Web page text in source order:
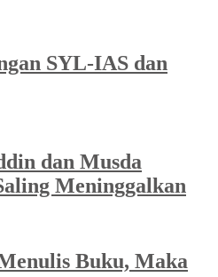
SYL-IAS dan
dan Musda
Meninggalkan
Buku, Maka